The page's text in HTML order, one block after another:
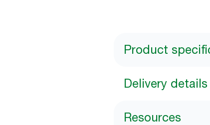
Product
Delivery details
Resources